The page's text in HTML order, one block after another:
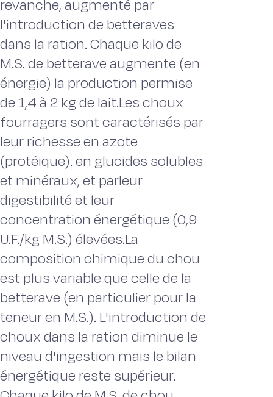
revanche, augmenté par
l'introduction de betteraves
dans la ration. Chaque kilo de
M.S. de betterave augmente (en
énergie) la production permise
de 1,4 à 2 kg de lait.Les choux
fourragers sont caractérisés par
leur richesse en azote
(protéique). en glucides solubles
et minéraux, et parleur
digestibilité et leur
concentration énergétique (0,9
U.F./kg M.S.) élevées.La
composition chimique du chou
est plus variable que celle de la
betterave (en particulier pour la
teneur en M.S.). L'introduction de
choux dans la ration diminue le
niveau d'ingestion mais le bilan
énergétique reste supérieur.